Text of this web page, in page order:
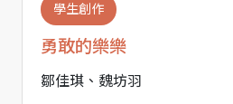
學生創作
勇敢的樂樂
鄒佳琪、魏坊羽